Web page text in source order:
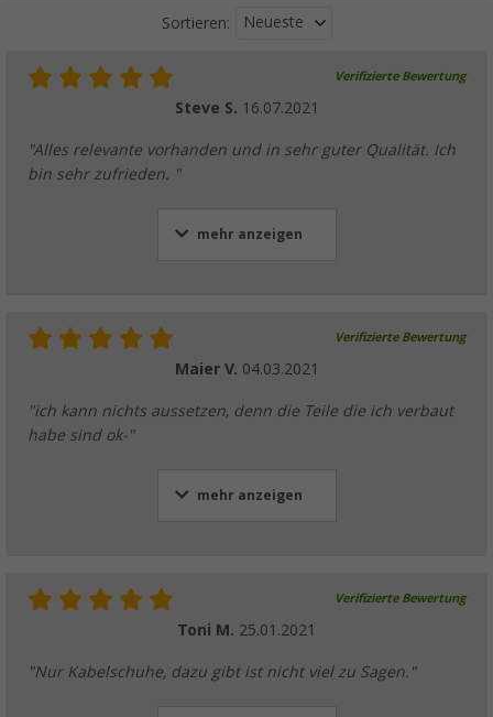
Sortieren: Neueste
Verifizierte Bewertung
Steve S. 16.07.2021
"Alles relevante vorhanden und in sehr guter Qualität. Ich
bin sehr zufrieden. "
mehr anzeigen
Verifizierte Bewertung
Maier V. 04.03.2021
"ich kann nichts aussetzen, denn die Teile die ich verbaut
habe sind ok-"
mehr anzeigen
Verifizierte Bewertung
Toni M. 25.01.2021
"Nur Kabelschuhe, dazu gibt ist nicht viel zu Sagen."